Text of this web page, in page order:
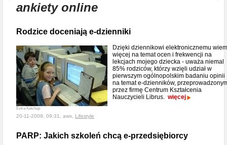
ankiety online
Rodzice doceniają e-dzienniki
Extra Ketchup
Dzięki dziennikowi elektronicznemu wiem
więcej na temat ocen i frekwencji na
lekcjach mojego dziecka - uważa niemal
85% rodziców, którzy wzięli udział w
pierwszym ogólnopolskim badaniu opinii
na temat e-dzienników,
przez firmę Centrum Kształcenia
Nauczycieli Librus. więcej
20-11-2009, 09:31, aws, Lifestyle
PARP: Jakich szkoleń chcą e-przedsiębiorcy